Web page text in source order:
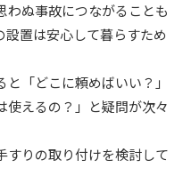
わぬ事故につながることも
設置は安心して暮らすため
「どこに頼めばいい？」
使えるの？」と疑問が次々
すりの取り付けを検討して